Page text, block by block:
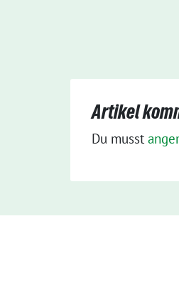
Artikel
Du musst